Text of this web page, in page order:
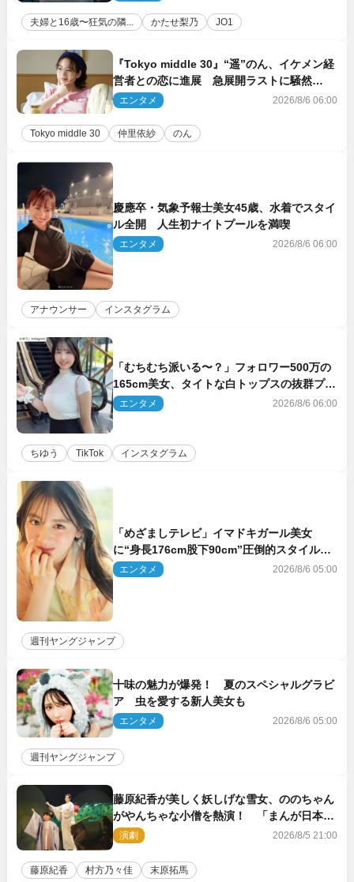
夫婦と16歳〜狂気の隣... かたせ梨乃 JO1
『Tokyo middle 30』“遥”のん、イケメン経
営者との恋に進展 急展開ラストに騒然
「え…いきなり」「嫌な予感」
エンタメ 2026/8/6 06:00
Tokyo middle 30 仲里依紗 のん
慶應卒・気象予報士美女45歳、水着でスタイ
ル全開 人生初ナイトプールを満喫
エンタメ 2026/8/6 06:00
アナウンサー インスタグラム
「むちむち派いる〜？」フォロワー500万の
165cm美女、タイトな白トップスの抜群プロ
ポーションにネット衝撃
エンタメ 2026/8/6 06:00
ちゆう TikTok インスタグラム
「めざましテレビ」イマドキガール美女
に“身長176cm股下90cm”圧倒的スタイルの
美女も ヤンジャン最新号
エンタメ 2026/8/6 05:00
週刊ヤングジャンプ
十味の魅力が爆発！ 夏のスペシャルグラビ
ア 虫を愛する新人美女も
エンタメ 2026/8/6 05:00
週刊ヤングジャンプ
藤原紀香が美しく妖しげな雪女、ののちゃん
がやんちゃな小僧を熱演！ 「まんが日本昔
ばなし」劇場開幕
演劇 2026/8/5 21:00
藤原紀香 村方乃々佳 末原拓馬